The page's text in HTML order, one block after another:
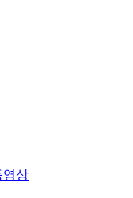
영상